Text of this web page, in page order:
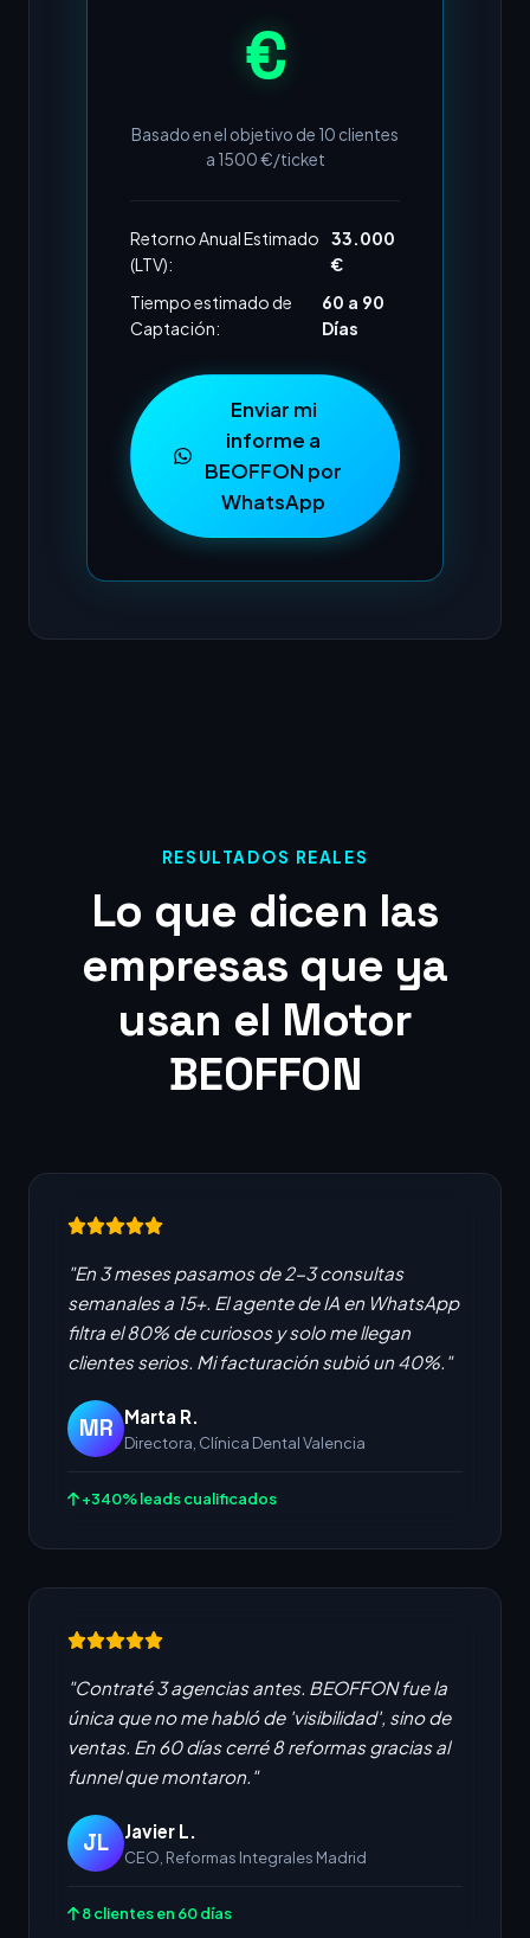
€
Basado en el objetivo de 10 clientes
a 1500€/ticket
Retorno Anual Estimado
(LTV):
33.000
€
Tiempo estimado de
Captación:
60 a 90
Días
Enviar mi
informe a
BEOFFON por
WhatsApp
RESULTADOS REALES
Lo que dicen las
empresas que ya
usan el Motor
BEOFFON
"En 3 meses pasamos de 2-3 consultas
semanales a 15+. El agente de IA en WhatsApp
filtra el 80% de curiosos y solo me llegan
clientes serios. Mi facturación subió un 40%."
MR Marta R.
Directora, Clínica Dental Valencia
+340% leads cualificados
"Contraté 3 agencias antes. BEOFFON fue la
única que no me habló de 'visibilidad', sino de
ventas. En 60 días cerré 8 reformas gracias al
funnel que montaron."
JL Javier L.
CEO, Reformas Integrales Madrid
8 clientes en 60 días